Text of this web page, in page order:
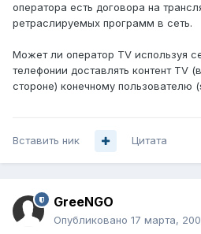
оператора есть договора на
ретраслируемых программ в сеть.
Может ли оператор TV используя
телефонии доставлять контент TV
стороне) конечному пользователю
Вставить ник Цитата
GreeNGO
Опубликовано 17 марта,